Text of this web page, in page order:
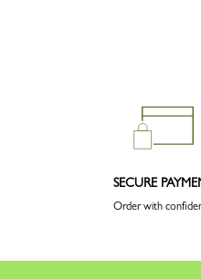
SECURE
Order with